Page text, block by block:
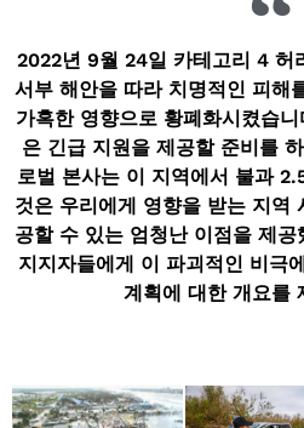
2022년 9월 24일 카테고리 4 허
서부 해안을 따라 치명적인 피해
가혹한 영향으로 황폐화시켰습
은 긴급 지원을 제공할 준비를
로벌 본사는 이 지역에서 불과
것은 우리에게 영향을 받는 지역
공할 수 있는 엄청난 이점을 제
지지자들에게 이 파괴적인 비극
계획에 대한 개요를